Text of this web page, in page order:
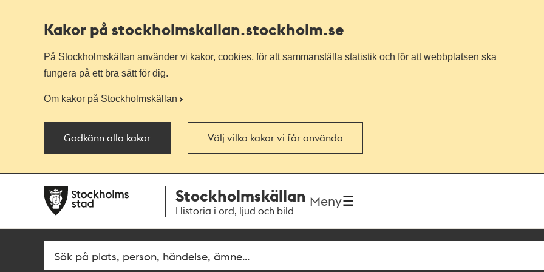
Kakor på stockholmskallan.stockholm.se
På Stockholmskällan använder vi kakor, cookies, för att sammanställa statistik och för att webbplatsen ska
fungera på ett bra sätt för dig.
Om kakor på Stockholmskällan
Godkänn alla kakor Välj vilka kakor vi får använda
navigationen
huvudinnehållet
Stockholmskällan
Historia i ord, ljud och bild
Meny
SökFritextsök